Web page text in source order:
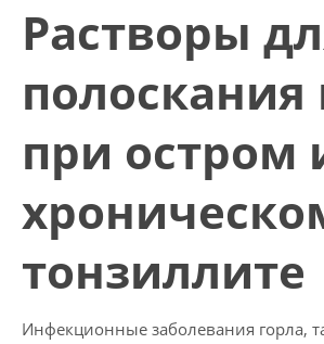
Растворы
полоскания
при остром
тонзиллите
Инфекционные заболевания горла,